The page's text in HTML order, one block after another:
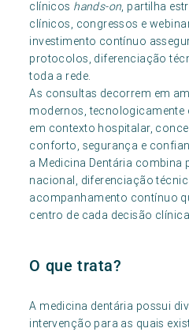
clínicos hands-on, partilha
clínicos, congressos e
investimento contínuo
protocolos, diferenciação
toda a rede.
As consultas decorrem em
modernos, tecnologicamente
em contexto hospitalar,
conforto, segurança e
a Medicina Dentária combina
nacional, diferenciação
acompanhamento contínuo
centro de cada decisão
O que trata?
A medicina dentária possui
intervenção para as quais